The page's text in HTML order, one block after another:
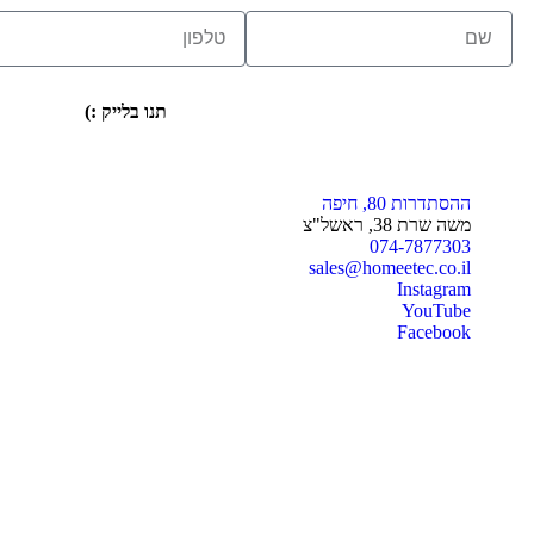
ההסתדרות 80, חיפה
משה שרת 38, ראשל"צ
074-7877303
sales@homeetec.co.il
Instagram
YouTube
Facebook
תנו בלייק :)